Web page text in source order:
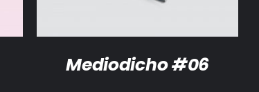
Mediodicho #06